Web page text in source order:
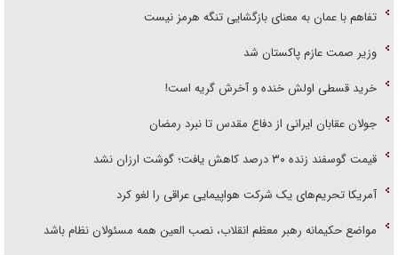
تفاهم با عمان به معنای بازگشایی تنگه هرمز نیست
وزیر صمت عازم پاکستان شد
خرید قسطی اولش خنده و آخرش گریه است!
جولان عقابان ایرانی از دفاع مقدس تا نبرد رمضان
قیمت گوسفند زنده ۳۰ درصد کاهش یافت؛ گوشت ارزان نشد
آمریکا تحریم‌های یک شرکت هواپیمایی عراقی را لغو کرد
مواضع حکیمانه رهبر معظم انقلاب، نصب العین همه مسئولان نظام باشد